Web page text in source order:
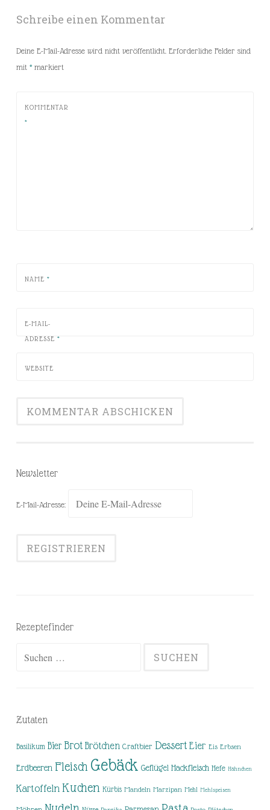
Schreibe einen Kommentar
Deine E-Mail-Adresse wird nicht veröffentlicht. Erforderliche Felder sind
mit *markiert
KOMMENTAR
*
NAME *
E-MAIL-
ADRESSE *
WEBSITE
Newsletter
E-Mail-Adresse:
Rezeptefinder
Zutaten
Basilikum Bier Brot Brötchen Craftbier Dessert Eier Eis Erbsen
Erdbeeren Fleisch Gebäck Geflügel Hackfleisch Hefe Hähnchen
Kartoffeln Kuchen Kürbis Mandeln Marzipan Mehl Mehlspeisen